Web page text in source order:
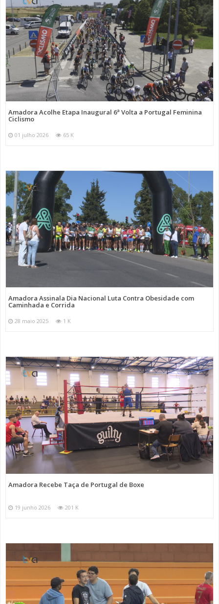
Amadora Acolhe Etapa Inaugural 6ª Volta a Portugal Feminina
Ciclismo
01 julho 2026 65 K
Amadora Assinala Dia Nacional Luta Contra Obesidade com
Caminhada e Corrida
28 maio 2025 1 K
Amadora Recebe Taça de Portugal de Boxe
19 junho 2026 201 K